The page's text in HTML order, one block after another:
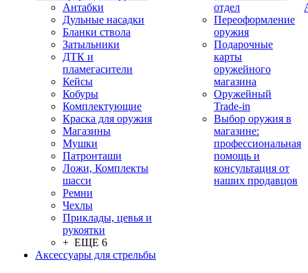
Антабки
Дульные насадки
Бланки ствола
Затыльники
ДТК и
пламегасители
Кейсы
Кобуры
Комплектующие
Краска для оружия
Магазины
Мушки
Патронташи
Ложи, Комплекты
шасси
Ремни
Чехлы
Приклады, цевья и
рукоятки
+ ЕЩЕ 6
Аксессуары для стрельбы
отдел
Переоформление
оружия
Подарочные
карты
оружейного
магазина
Оружейный
Trade-in
Выбор оружия в
магазине:
профессиональная
помощь и
консультация от
наших продавцов